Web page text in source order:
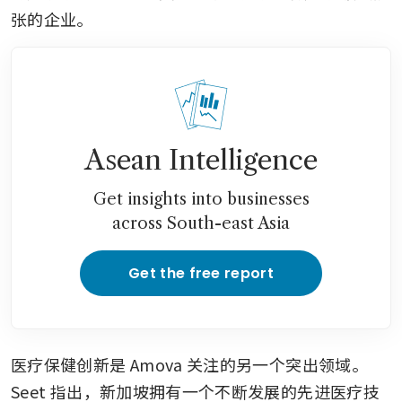
张的企业。
Asean Intelligence
Get insights into businesses
across South-east Asia
Get the free report
医疗保健创新是 Amova 关注的另一个突出领域。
Seet 指出，新加坡拥有一个不断发展的先进医疗技